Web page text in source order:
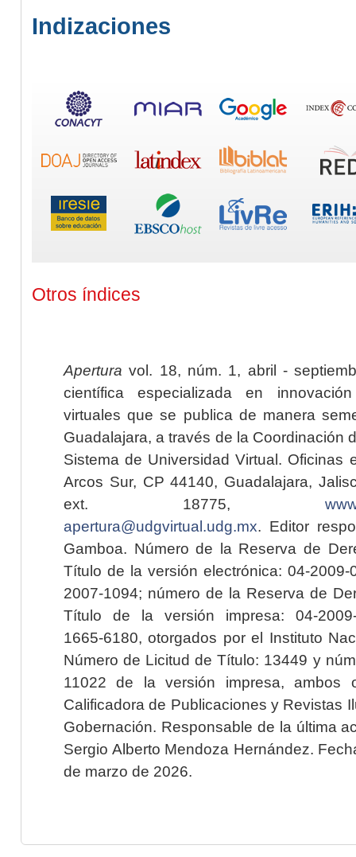
Indizaciones
Otros índices
Apertura vol. 18, núm. 1, abril -
científica especializada en
virtuales que se publica de manera
Guadalajara, a través de la Coordinación
Sistema de Universidad Virtual. Oficinas
Arcos Sur, CP 44140, Guadalajara,
ext. 18775,
apertura@udgvirtual.udg.mx. Editor
Gamboa. Número de la Reserva de
Título de la versión electrónica: 04-2009-
2007-1094; número de la Reserva de
Título de la versión impresa: 04-2009-
1665-6180, otorgados por el Instituto
Número de Licitud de Título: 13449 y
11022 de la versión impresa, ambos
Calificadora de Publicaciones y Revistas
Gobernación. Responsable de la última
Sergio Alberto Mendoza Hernández.
de marzo de 2026.